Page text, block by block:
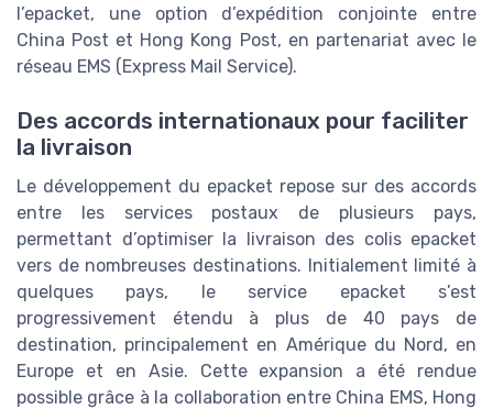
l’epacket, une option d’expédition conjointe entre
China Post et Hong Kong Post, en partenariat avec le
réseau EMS (Express Mail Service).
Des accords internationaux pour faciliter
la livraison
Le développement du epacket repose sur des accords
entre les services postaux de plusieurs pays,
permettant d’optimiser la livraison des colis epacket
vers de nombreuses destinations. Initialement limité à
quelques pays, le service epacket s’est
progressivement étendu à plus de 40 pays de
destination, principalement en Amérique du Nord, en
Europe et en Asie. Cette expansion a été rendue
possible grâce à la collaboration entre China EMS, Hong